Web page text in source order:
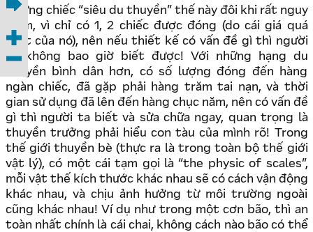
Những chiếc “siêu du thuyền” thế này đôi khi rất nguy
hiểm, vì chỉ có 1, 2 chiếc được đóng (do cái giá quá
chát của nó), nên nếu thiết kế có vấn đề gì thì người
ta không bao giờ biết được! Với những hạng du
thuyền bình dân hơn, có số lượng đóng đến hàng
ngàn chiếc, đã gặp phải hàng trăm tai nạn, và thời
gian sử dụng đã lên đến hàng chục năm, nên có vấn đề
gì thì người ta biết và sửa chữa ngay, quan trọng là
thuyền trưởng phải hiểu con tàu của mình rõ! Trong
thế giới thuyền bè (thực ra là trong toàn bộ thế giới
vật lý), có một cái tạm gọi là “the physic of scales”,
mỗi vật thế kích thước khác nhau sẽ có cách vận động
khác nhau, và chịu ảnh hưởng từ môi trường ngoài
cũng khác nhau! Ví dụ như trong một cơn bão, thì an
toàn nhất chính là cái chai, không cách nào bão có thể